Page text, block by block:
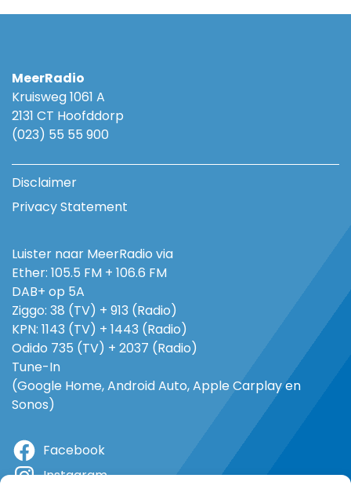
MeerRadio
Kruisweg 1061 A
2131 CT Hoofddorp
(023) 55 55 900
Disclaimer
Privacy Statement
Luister naar MeerRadio via
Ether: 105.5 FM + 106.6 FM
DAB+ op 5A
Ziggo: 38 (TV) + 913 (Radio)
KPN: 1143 (TV) + 1443 (Radio)
Odido 735 (TV) + 2037 (Radio)
Tune-In
(Google Home, Android Auto, Apple Carplay en
Sonos)
Facebook
Instagram